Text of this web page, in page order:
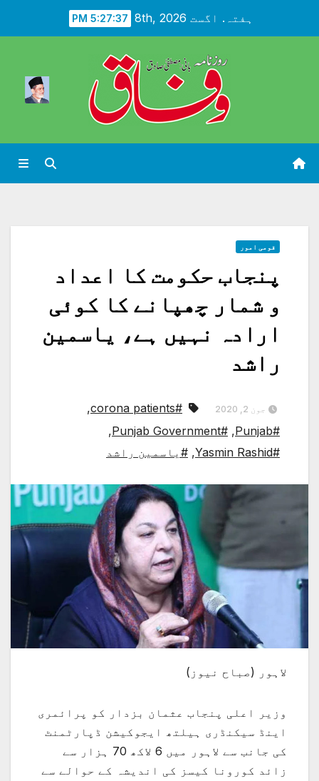
ہفتہ. اگست 8th, 2026 5:27:38 PM
قومی امور
پنجاب حکومت کا اعداد
و شمار چھپانے کا کوئی
ارادہ نہیں ہے، یاسمین
راشد
جون 2, 2020 #corona patients
,
#Punjab
,
#Punjab Government
,
#Yasmin Rashid
, #یاسمین راشد
لاہور (صباح نیوز)
وزیر اعلی پنجاب عثمان بزدار کو پرائمری
اینڈ سیکنڈری ہیلتھ ایجوکیشن ڈپارٹمنٹ
کی جانب سے لاہور میں 6 لاکھ 70 ہزار سے
زائد کورونا کیسز کی اندیشہ کے حوالے سے